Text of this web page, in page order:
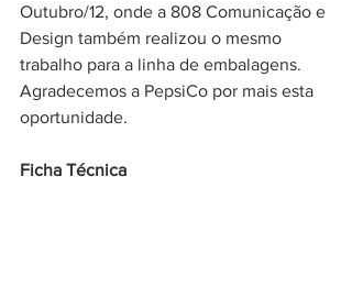
Outubro/12, onde a 808 Comunicação e
Design também realizou o mesmo
trabalho para a linha de embalagens.
Agradecemos a PepsiCo por mais esta
oportunidade.
Ficha Técnica